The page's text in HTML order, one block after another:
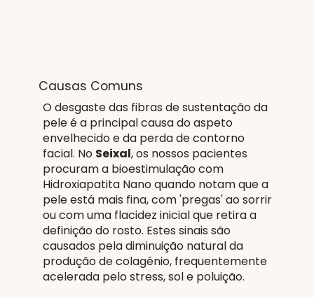
Causas Comuns
O desgaste das fibras de sustentação da
pele é a principal causa do aspeto
envelhecido e da perda de contorno
facial. No Seixal, os nossos pacientes
procuram a bioestimulação com
Hidroxiapatita Nano quando notam que a
pele está mais fina, com 'pregas' ao sorrir
ou com uma flacidez inicial que retira a
definição do rosto. Estes sinais são
causados pela diminuição natural da
produção de colagénio, frequentemente
acelerada pelo stress, sol e poluição.